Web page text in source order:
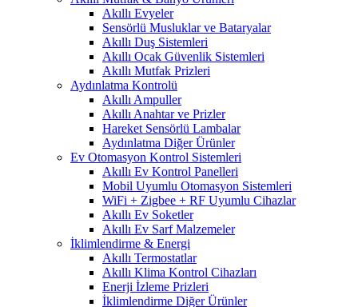
Akıllı Evyeler
Sensörlü Musluklar ve Bataryalar
Akıllı Duş Sistemleri
Akıllı Ocak Güvenlik Sistemleri
Akıllı Mutfak Prizleri
Aydınlatma Kontrolü
Akıllı Ampuller
Akıllı Anahtar ve Prizler
Hareket Sensörlü Lambalar
Aydınlatma Diğer Ürünler
Ev Otomasyon Kontrol Sistemleri
Akıllı Ev Kontrol Panelleri
Mobil Uyumlu Otomasyon Sistemleri
WiFi + Zigbee + RF Uyumlu Cihazlar
Akıllı Ev Soketler
Akıllı Ev Sarf Malzemeler
İklimlendirme & Energi
Akıllı Termostatlar
Akıllı Klima Kontrol Cihazları
Enerji İzleme Prizleri
İklimlendirme Diğer Ürünler